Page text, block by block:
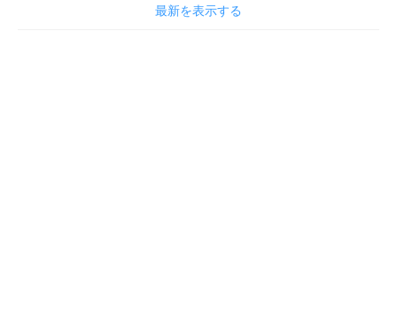
最新を表示する